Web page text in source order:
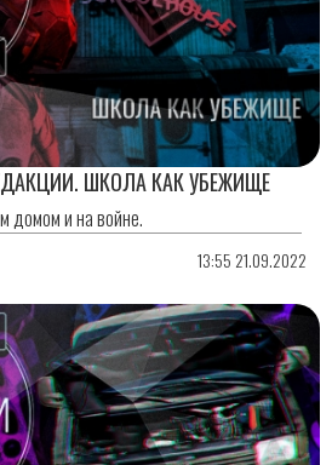
ШКОЛА КАК УБЕЖИЩЕ
домом и на войне.
13:55 21.09.2022